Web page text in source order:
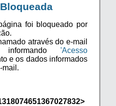
foi bloqueado por
através do e-mail
'Acesso
e os dados informados
mail.